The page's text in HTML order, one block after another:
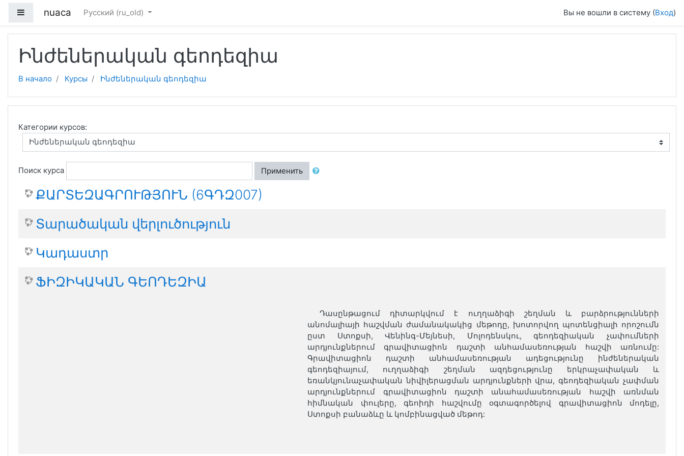
Side panel
nuaca Русский ‎(ru_old)‎ Вы не вошли в систему (Вход)
Ինժեներական գեոդեզիա
В начало Курсы Ինժեներական գեոդեզիա
Категории курсов:
Поиск курса Применить
ՔԱՐՏԵԶԱԳՐՈՒԹՅՈՒՆ (6ԳԴԶ007)
Տարածական վերլուծություն
Կադաստր
ՖԻԶԻԿԱԿԱՆ ԳԵՈԴԵԶԻԱ
Դասընթացում դիտարկվում է ուղղաձիգի շեղման և բարձրությունների
անոմալիայի հաշվման ժամանակակից մեթոդը, խոտորվող պոտենցիալի որոշումն
ըստ Ստոքսի, Վենինգ-Մեյնեսի, Մոլոդենսկու, գեոդեզիական չափումների
արդյունքներում գրավիտացիոն դաշտի անհամասեռության հաշվի առնումը:
Գրավիտացիոն դաշտի անհամասեռության ադեցությունը ինժեներական
գեոդեզիայում, ուղղաձիգի շեղման ազդեցությունը երկրաչափական և
եռանկյունաչափական նիվիլերացման արդյունքների վրա, գեոդեզիական չափման
արդյունքներում գրավիտացիոն դաշտի անահամասեռության հաշվի առնման
հիմնական փուլերը, գեոիդի հաշվումը օգտագործելով գրավիտացիոն մոդելը,
Ստոքսի բանաձևը և կոմբինացված մեթոդ: